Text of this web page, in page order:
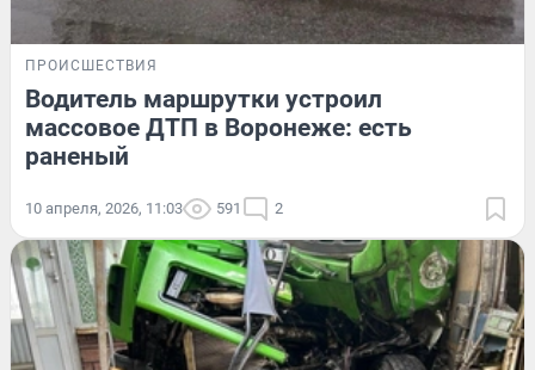
ПРОИСШЕСТВИЯ
Водитель маршрутки устроил
массовое ДТП в Воронеже: есть
раненый
10 апреля, 2026, 11:03 591 2